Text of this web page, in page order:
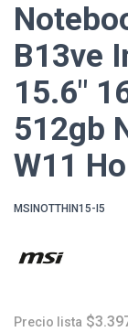
B13ve
15.6"
512gb
W11
MSINOTTHIN15-I5
Precio lista